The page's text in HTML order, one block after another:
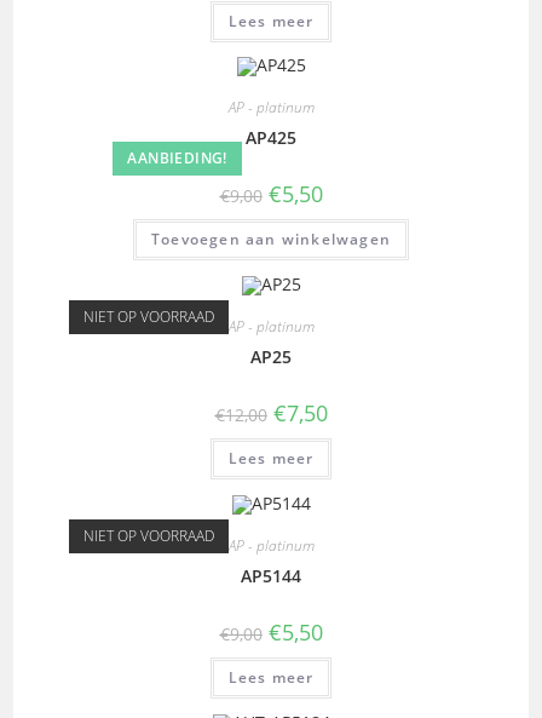
Lees meer
AANBIEDING!
AP - platinum
AP425
€9,00 €5,50
Toevoegen aan winkelwagen
NIET OP VOORRAAD AP - platinum
AP25
€12,00 €7,50
Lees meer
NIET OP VOORRAAD AP - platinum
AP5144
€9,00 €5,50
Lees meer